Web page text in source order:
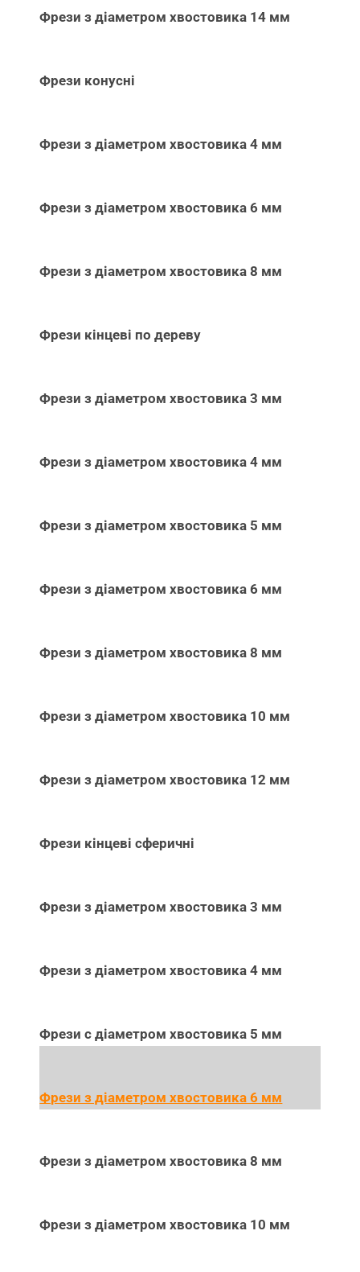
Фрези з діаметром хвостовика 14 мм
Фрези конусні
Фрези з діаметром хвостовика 4 мм
Фрези з діаметром хвостовика 6 мм
Фрези з діаметром хвостовика 8 мм
Фрези кінцеві по дереву
Фрези з діаметром хвостовика 3 мм
Фрези з діаметром хвостовика 4 мм
Фрези з діаметром хвостовика 5 мм
Фрези з діаметром хвостовика 6 мм
Фрези з діаметром хвостовика 8 мм
Фрези з діаметром хвостовика 10 мм
Фрези з діаметром хвостовика 12 мм
Фрези кінцеві сферичні
Фрези з діаметром хвостовика 3 мм
Фрези з діаметром хвостовика 4 мм
Фрези с діаметром хвостовика 5 мм
Фрези з діаметром хвостовика 6 мм
Фрези з діаметром хвостовика 8 мм
Фрези з діаметром хвостовика 10 мм